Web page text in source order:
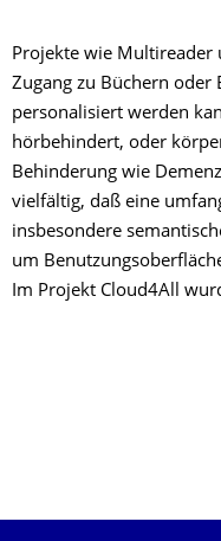
Projekte wie Multireader
Zugang zu Büchern oder
personalisiert werden
hörbehindert, oder
Behinderung wie
vielfältig, daß eine
insbesondere
um
Im Projekt Cloud4All